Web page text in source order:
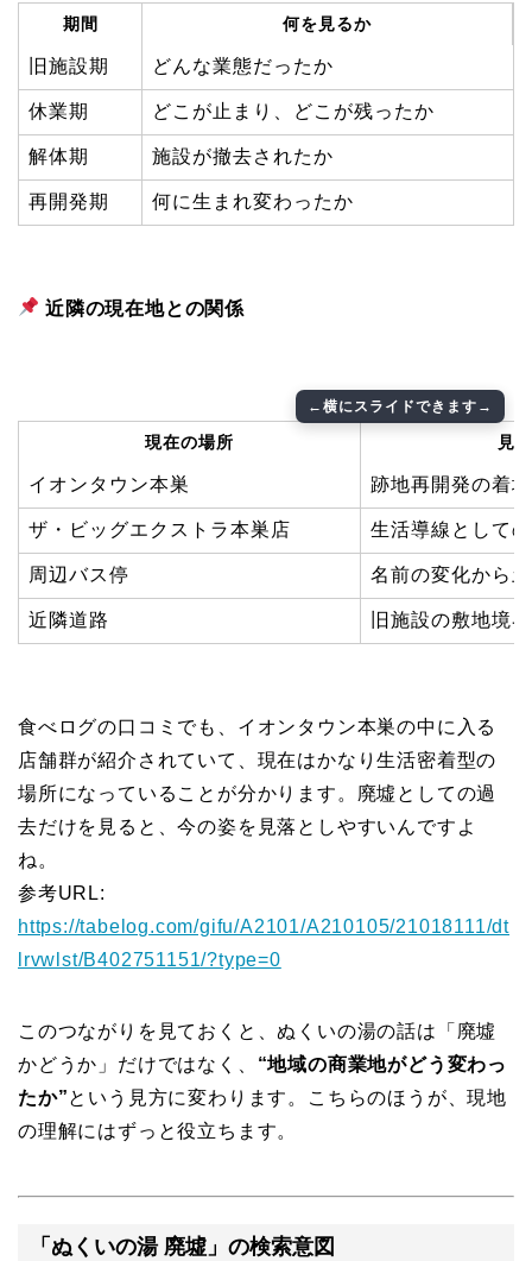
期間 何を見るか
旧施設期 どんな業態だったか
休業期 どこが止まり、どこが残ったか
解体期 施設が撤去されたか
再開発期 何に生まれ変わったか
近隣の現在地との関係
現在の場所 見
イオンタウン本巣 跡地再開発の着
ザ・ビッグエクストラ本巣店 生活導線として
周辺バス停 名前の変化から
近隣道路 旧施設の敷地境
食べログの口コミでも、イオンタウン本巣の中に入る
店舗群が紹介されていて、現在はかなり生活密着型の
場所になっていることが分かります。廃墟としての過
去だけを見ると、今の姿を見落としやすいんですよ
ね。
参考URL:
https://tabelog.com/gifu/A2101/A210105/21018111/dt
lrvwlst/B402751151/?type=0
このつながりを見ておくと、ぬくいの湯の話は「廃墟
かどうか」だけではなく、 “地域の商業地がどう変わっ
たか”という見方に変わります。こちらのほうが、現地
の理解にはずっと役立ちます。
「ぬくいの湯 廃墟」の検索意図